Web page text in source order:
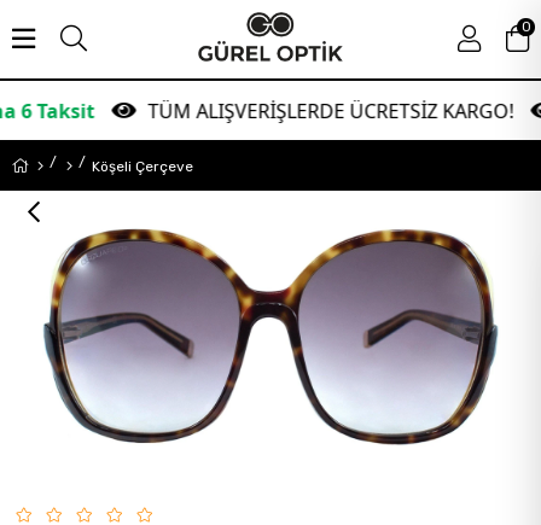
TÜM ALIŞVERİŞLERDE ÜCRETSİZ KARGO!
0
Köşeli Çerçeve